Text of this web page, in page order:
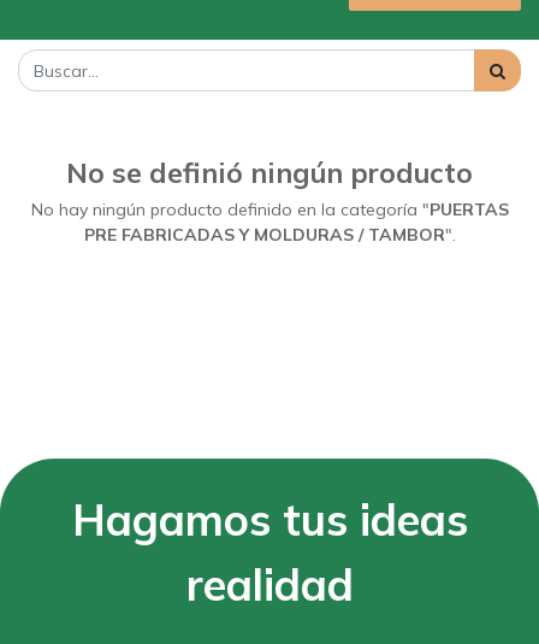
No se definió ningún producto
No hay ningún producto definido en la categoría "PUERTAS
PRE FABRICADAS Y MOLDURAS / TAMBOR".
Hagamos tus ideas
realidad